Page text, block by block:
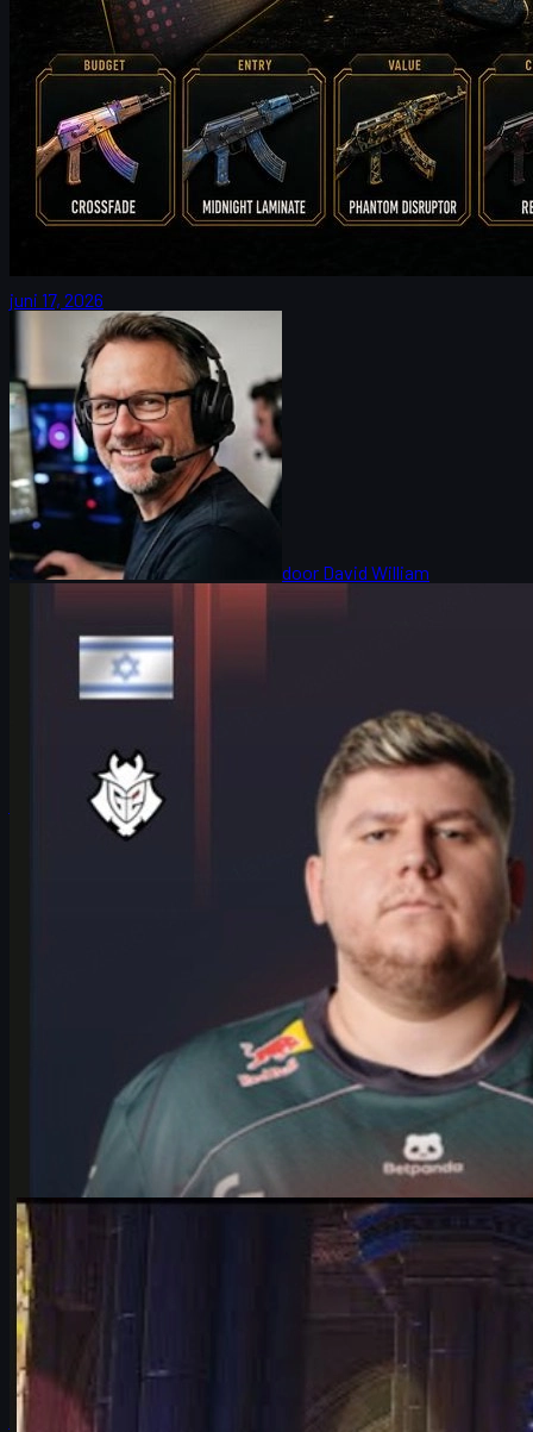
door Michael
Johnson
Counter-Strike 2juni 17, 2026
FalleN en FURIA: tempo-tweaks, Overpass en CS
skins
FalleN blikt vooruit op zijn laatste IEM Cologne met FURIA:
aanpassingen, Overpass, 9z en hoe CS skins fans nog dichter bij
juni 17, 2026
door David William
HeavyGod over stacked Cologne Major-bracket in
CS2 skins meta
HeavyGod over G2, de zware IEM Cologne Major-bracket en hoe
vertrouwen, routine en mental game het verschil maken op weg
naar de trofee.
juni 17, 2026
doorMichael
Counter-Strike 2juni 17, 2026
Falcons vs Vitality: ultieme IEM Cologne Major 2026
clash
Waarom Falcons vs Vitality de spannendste IEM Cologne Major
2026 kwartfinale is. Analyse, map pool, karrigan vs ropz en wat
het betekent voor CS2.
juni 17, 2026